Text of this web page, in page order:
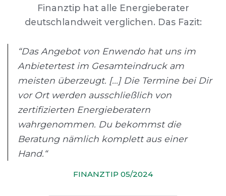
Finanztip hat alle Energieberater
deutschlandweit verglichen. Das Fazit:
“Das Angebot von Enwendo hat uns im
Anbietertest im Gesamteindruck am
meisten überzeugt. [...] Die Termine bei Dir
vor Ort werden ausschließlich von
zertifizierten Energieberatern
wahrgenommen. Du bekommst die
Beratung nämlich komplett aus einer
Hand.“
FINANZTIP 05/2024